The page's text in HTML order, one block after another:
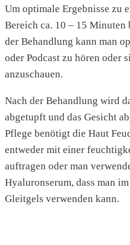
Um optimale Ergebnisse zu
Bereich ca. 10 – 15 Minuten
der Behandlung kann man
oder Podcast zu hören oder
anzuschauen.
Nach der Behandlung wird
abgetupft und das Gesicht
Pflege benötigt die Haut
entweder mit einer
auftragen oder man
Hyaluronserum, dass man
Gleitgels verwenden kann.